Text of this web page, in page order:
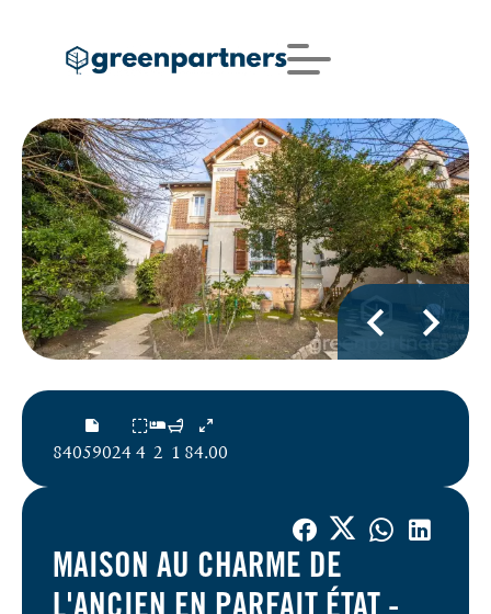
84059024 4 2 1 84.00
MAISON AU CHARME DE
L'ANCIEN EN PARFAIT ÉTAT -